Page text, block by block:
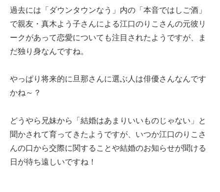
過去には「ダウンタウンなう」内の「本音ではしご酒」
で親友・真木よう子さんによる江口のりこさんの元彼リ
ークがあって恋愛についても注目されたようですが、ま
だ独り身なんですね。
やっぱり将来的に旦那さんに選ぶ人は俳優さんなんです
かね～？
どうやら兄妹から「結婚はあまりいいものじゃない」と
聞かされて育ってきたようですが、いつか江口のりこさ
んの口から交際に関することや結婚のお知らせが聞ける
日が待ち遠しいですね！